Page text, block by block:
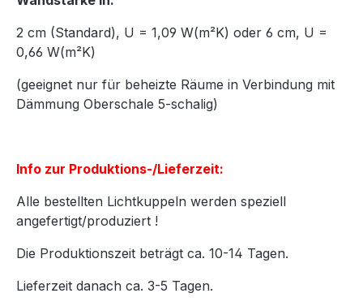
2 cm (Standard), U = 1,09 W(m²K) oder 6 cm, U =
0,66 W(m²K)
(geeignet nur für beheizte Räume in Verbindung mit
Dämmung Oberschale 5-schalig)
Info zur Produktions-/Lieferzeit:
Alle bestellten Lichtkuppeln werden speziell
angefertigt/produziert !
Die Produktionszeit beträgt ca. 10-14 Tagen.
Lieferzeit danach ca. 3-5 Tagen.